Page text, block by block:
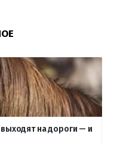
на дороги — и